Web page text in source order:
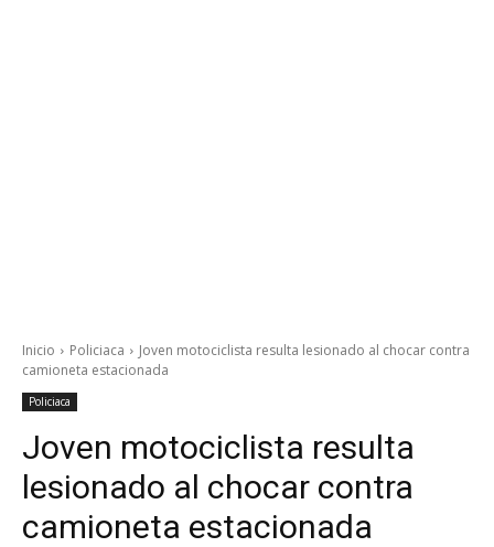
Inicio Policiaca
Joven motociclista resulta lesionado al chocar contra
camioneta estacionada
Policiaca
Joven motociclista resulta
lesionado al chocar contra
camioneta estacionada